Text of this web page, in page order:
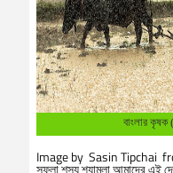
বাংলার কৃষক
Image by Sasin Tipchai
সুফলা শস্য শ্যামলা আমাদের এই